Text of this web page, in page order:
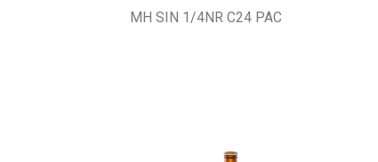
MH SIN 1/4NR C24 PAC